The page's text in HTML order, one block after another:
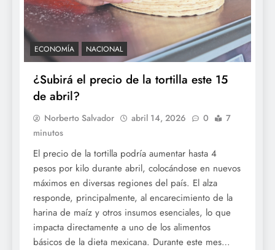
ECONOMÍA NACIONAL
¿Subirá el precio de la tortilla este 15
de abril?
Norberto Salvador abril 14, 2026 0
7
minutos
El precio de la tortilla podría aumentar hasta 4
pesos por kilo durante abril, colocándose en nuevos
máximos en diversas regiones del país. El alza
responde, principalmente, al encarecimiento de la
harina de maíz y otros insumos esenciales, lo que
impacta directamente a uno de los alimentos
básicos de la dieta mexicana. Durante este mes…